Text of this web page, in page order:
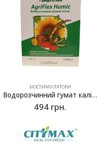
БІОСТИМУЛЯТОРИ
Водорозчинний гумат калію Агріфлекс Хюмік (Agriflex Humic) – 1 кг
494 грн.